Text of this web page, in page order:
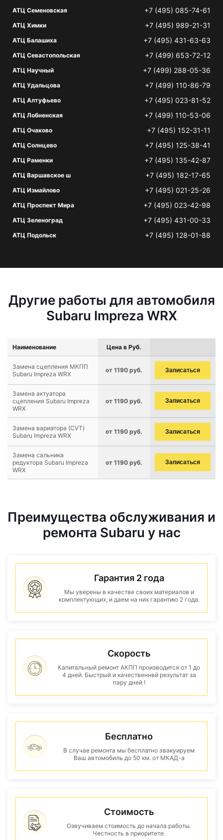
АТЦ Семеновская +7 (495) 085-74-61
АТЦ Химки +7 (495) 989-21-31
АТЦ Балашиха +7 (495) 431-63-63
АТЦ Севастопольская +7 (499) 653-72-12
АТЦ Научный +7 (499) 288-05-36
АТЦ Удальцова +7 (499) 110-86-79
АТЦ Алтуфьево +7 (495) 023-81-52
АТЦ Лобненская +7 (499) 110-53-06
АТЦ Очаково +7 (495) 152-31-11
АТЦ Солнцево +7 (495) 125-38-41
АТЦ Раменки +7 (495) 135-42-87
АТЦ Варшавское ш +7 (495) 182-17-65
АТЦ Измайлово +7 (495) 021-25-26
АТЦ Проспект Мира +7 (495) 023-42-98
АТЦ Зеленоград +7 (495) 431-00-33
АТЦ Подольск +7 (495) 128-01-88
Другие работы для автомобиля
Subaru Impreza WRX
Наименование Цена в Руб.
Замена сцепления МКПП
Subaru Impreza WRX
от 1190 руб. Записаться
Замена актуатора
сцепления Subaru Impreza
WRX
от 1190 руб. Записаться
Замена вариатора (CVT)
Subaru Impreza WRX
от 1190 руб. Записаться
Замена сальника
редуктора Subaru Impreza
WRX
от 1190 руб. Записаться
Преимущества обслуживания и
ремонта Subaru у нас
Гарантия 2 года
Мы уверены в качестве своих материалов и
комплектующих, и даем на них гарантию 2 года.
Скорость
Капитальный ремонт АКПП производится от 1 до
4 дней. Быстрый и качественнвй результат за
пару дней !
Бесплатно
В случае ремонта мы бесплатно эвакуируем
Ваш автомобиль до 50 км. от МКАД-а
Стоимость
Озвучиваем стоимость до начала работы.
Честность в приоритете.